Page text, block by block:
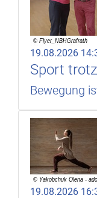
19.08.2026
Sport
Bewegung
19.08.2026